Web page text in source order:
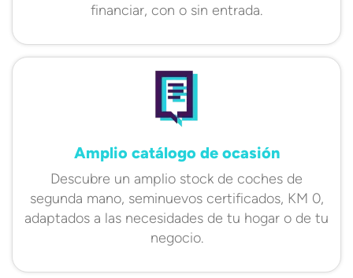
financiar, con o sin entrada.
Amplio catálogo de ocasión
Descubre un amplio stock de coches de
segunda mano, seminuevos certificados, KM 0,
adaptados a las necesidades de tu hogar o de tu
negocio.